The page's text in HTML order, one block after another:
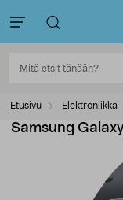
Etusivu Elektroniikka
Samsung